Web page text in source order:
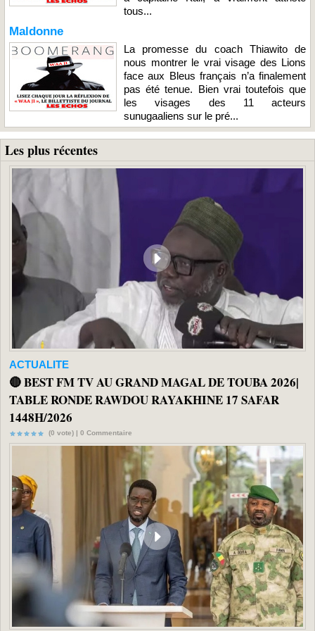
tous...
Maldonne
La promesse du coach Thiawito de
nous montrer le vrai visage des Lions
face aux Bleus français n’a finalement
pas été tenue. Bien vrai toutefois que
les visages des 11 acteurs
sunugaaliens sur le pré...
Les plus récentes
ACTUALITE
🔴 BEST FM TV AU GRAND MAGAL DE TOUBA 2026|
TABLE RONDE RAWDOU RAYAKHINE 17 SAFAR
1448H/2026
(0 vote) | 0 Commentaire